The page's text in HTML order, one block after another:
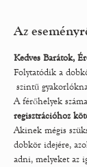
Az
Kedves Barátok,
Folytatódik a
szintű
A férőhelyek
regisztrációhoz
Akinek mégis
dobkör idejére,
adni, melyeket az